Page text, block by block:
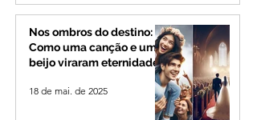
Nos ombros do destino:
Como uma canção e um
beijo viraram eternidade
18 de mai. de 2025